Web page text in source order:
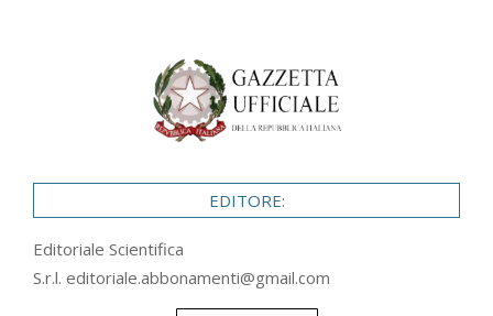
EDITORE:
Editoriale Scientifica
S.r.l. editoriale.abbonamenti@gmail.com